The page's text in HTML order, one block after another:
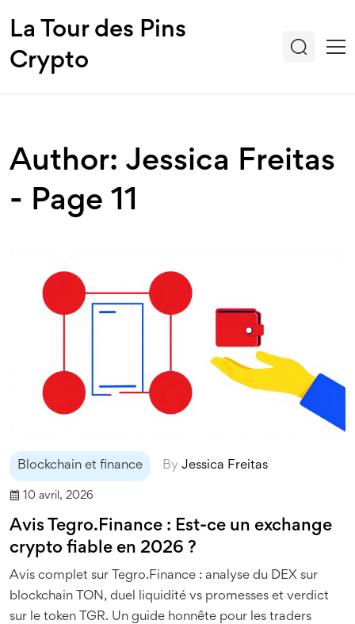
La Tour des Pins
Crypto
Author: Jessica Freitas
- Page 11
Blockchain et finance By Jessica Freitas
10 avril, 2026
Avis Tegro.Finance : Est-ce un exchange
crypto fiable en 2026 ?
Avis complet sur Tegro.Finance : analyse du DEX sur
blockchain TON, duel liquidité vs promesses et verdict
sur le token TGR. Un guide honnête pour les traders